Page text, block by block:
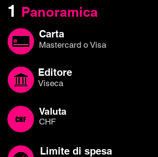
1 Panoramica
Carta
Mastercard o Visa
Editore
Viseca
Valuta
CHF
Limite di spesa